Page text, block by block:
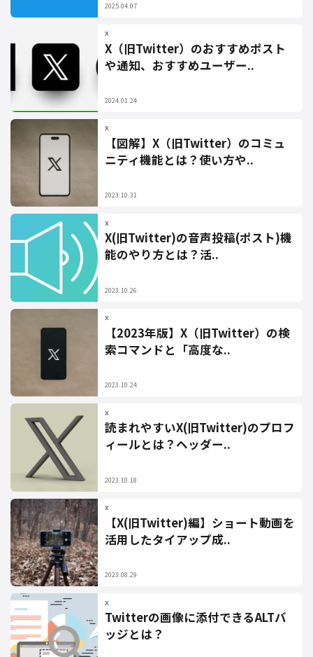
2025.04.07
X
X（旧Twitter）のおすすめポスト
や通知、おすすめユーザー..
2024.01.24
X
【図解】X（旧Twitter）のコミュ
ニティ機能とは？使い方や..
2023.10.31
X
X(旧Twitter)の音声投稿(ポスト)機
能のやり方とは？活..
2023.10.26
X
【2023年版】X（旧Twitter）の検
索コマンドと「高度な..
2023.10.24
X
読まれやすいX(旧Twitter)のプロフ
ィールとは？ヘッダー..
2023.10.18
X
【X(旧Twitter)編】ショート動画を
活用したタイアップ成..
2023.08.29
X
Twitterの画像に添付できるALTバ
ッジとは？